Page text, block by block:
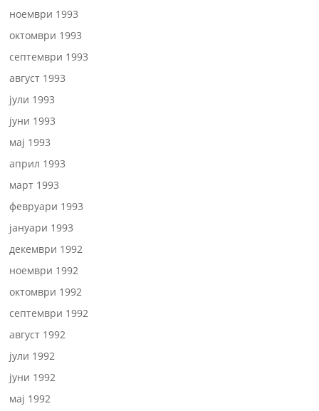
ноември 1993
октомври 1993
септември 1993
август 1993
јули 1993
јуни 1993
мај 1993
април 1993
март 1993
февруари 1993
јануари 1993
декември 1992
ноември 1992
октомври 1992
септември 1992
август 1992
јули 1992
јуни 1992
мај 1992